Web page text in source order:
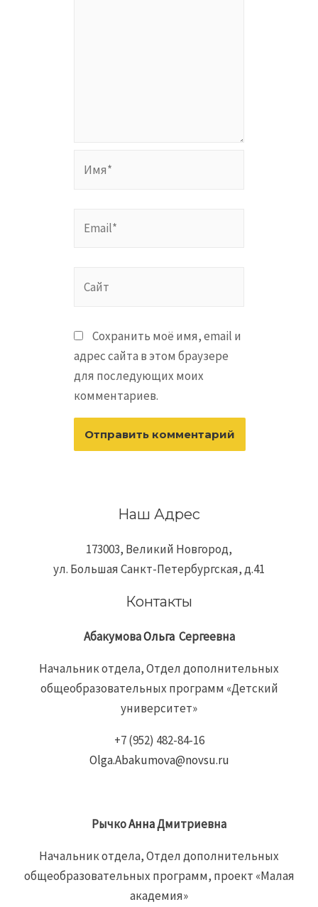
Сохранить моё имя, email и
адрес сайта в этом браузере
для последующих моих
комментариев.
Наш Адрес
173003, Великий Новгород,
ул. Большая Санкт-Петербургская, д.41
Контакты
АбакумоваОльга Сергеевна
Начальник отдела, Отдел дополнительных
общеобразовательных программ «Детский
университет»
+7 (952) 482-84-16
Olga.Abakumova@novsu.ru
РычкоАннаДмитриевна
Начальник отдела, Отдел дополнительных
общеобразовательных программ, проект «Малая
академия»